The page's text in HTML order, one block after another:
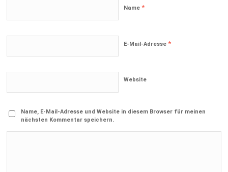
Name*
E-Mail-Adresse*
Website
Name, E-Mail-Adresse und Website in diesem Browser für meinen
nächsten Kommentar speichern.